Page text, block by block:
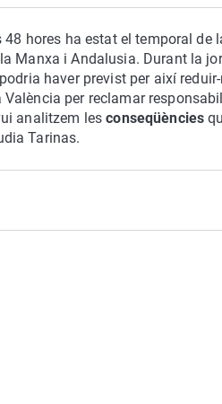
hores ha estat el temporal de
Manxa i Andalusia. Durant la
haver previst per així
per reclamar
analitzem lesconseqüències
Tarinas.